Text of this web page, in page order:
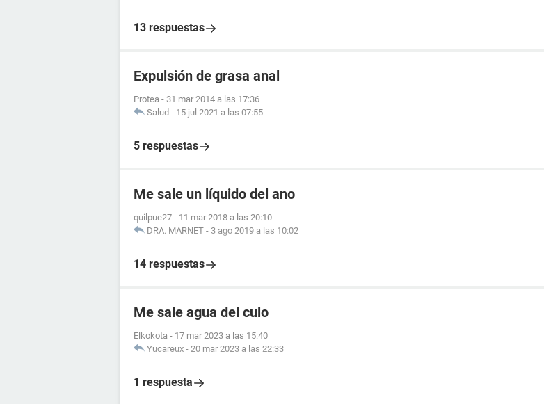
13 respuestas
Expulsión de grasa anal
Protea - 31 mar 2014 a las 17:36
Salud - 15 jul 2021 a las 07:55
5 respuestas
Me sale un líquido del ano
quilpue27 - 11 mar 2018 a las 20:10
DRA. MARNET - 3 ago 2019 a las 10:02
14 respuestas
Me sale agua del culo
Elkokota - 17 mar 2023 a las 15:40
Yucareux - 20 mar 2023 a las 22:33
1 respuesta